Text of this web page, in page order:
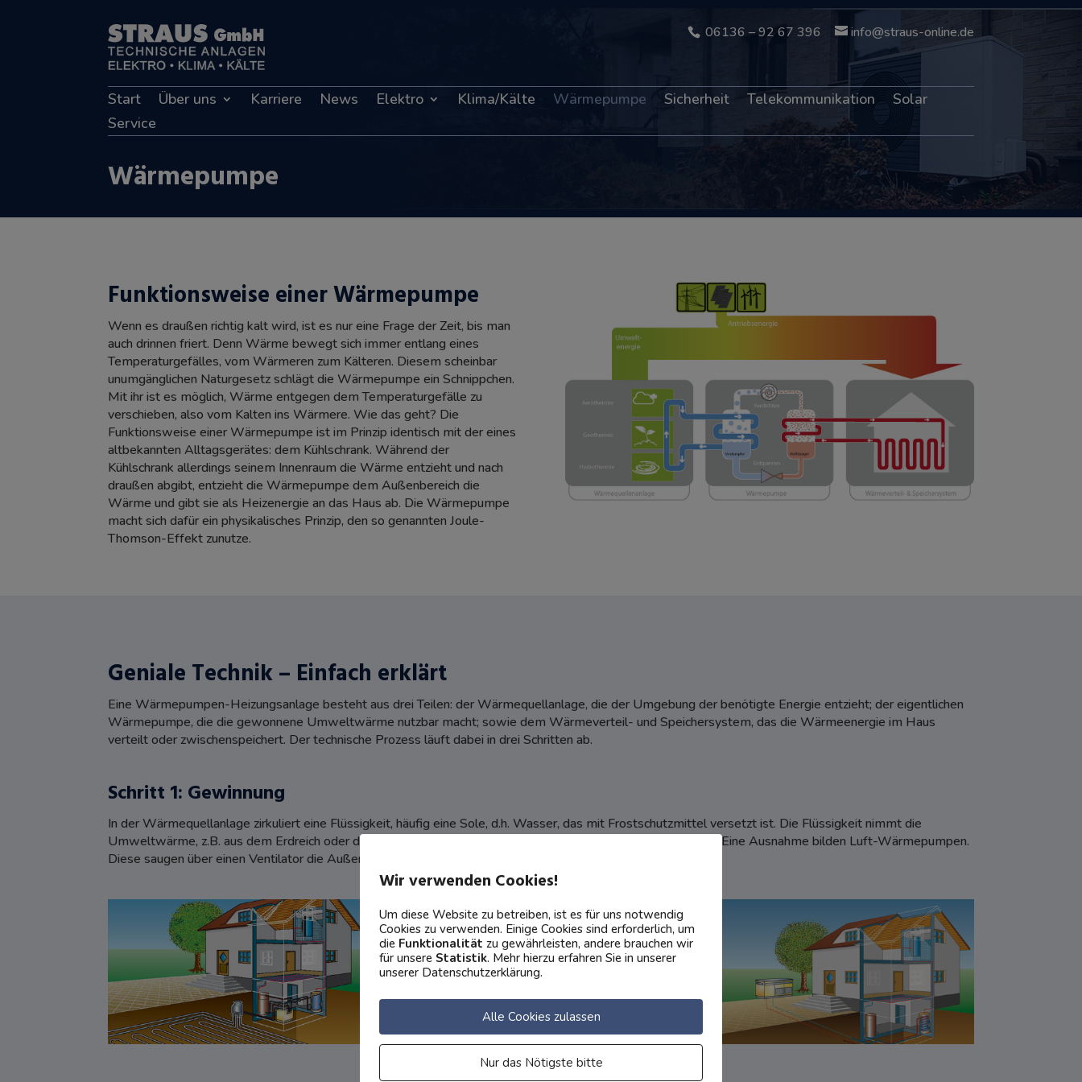
06136 – 92 67 396 info@straus-online.de
Start Über uns Karriere News Elektro Klima/Kälte Wärmepumpe Sicherheit Telekommunikation
Solar
Service
Wärmepumpe
Funktionsweise einer Wärmepumpe
Wenn es draußen richtig kalt wird, ist es nur eine Frage der Zeit, bis man
auch drinnen friert. Denn Wärme bewegt sich immer entlang eines
Temperaturgefälles, vom Wärmeren zum Kälteren. Diesem scheinbar
unumgänglichen Naturgesetz schlägt die Wärmepumpe ein Schnippchen.
Mit ihr ist es möglich, Wärme entgegen dem Temperaturgefälle zu
verschieben, also vom Kalten ins Wärmere. Wie das geht? Die
Funktionsweise einer Wärmepumpe ist im Prinzip identisch mit der eines
altbekannten Alltagsgerätes: dem Kühlschrank. Während der
Kühlschrank allerdings seinem Innenraum die Wärme entzieht und nach
draußen abgibt, entzieht die Wärmepumpe dem Außenbereich die
Wärme und gibt sie als Heizenergie an das Haus ab. Die Wärmepumpe
macht sich dafür ein physikalisches Prinzip, den so genannten Joule-
Thomson-Effekt zunutze.
Geniale Technik – Einfach erklärt
Eine Wärmepumpen-Heizungsanlage besteht aus drei Teilen: der Wärmequellanlage, die der Umgebung der benötigte Energie entzieht; der eigentlichen
Wärmepumpe, die die gewonnene Umweltwärme nutzbar macht; sowie dem Wärmeverteil- und Speichersystem, das die Wärmeenergie im Haus
verteilt oder zwischenspeichert. Der technische Prozess läuft dabei in drei Schritten ab.
Schritt 1: Gewinnung
In der Wärmequellanlage zirkuliert eine Flüssigkeit, häufig eine Sole, d.h. Wasser, das mit Frostschutzmittel versetzt ist. Die Flüssigkeit nimmt die
Umweltwärme, z.B. aus dem Erdreich oder dem Grundwasser, auf und transportiert diese zur Wärmepumpe. Eine Ausnahme bilden Luft-Wärmepumpen.
Diese saugen über einen Ventilator die Außenluft an, die der Wärmepumpe die Umgebungswärme zuführt.
Wir verwenden Cookies!
Um diese Website zu betreiben, ist es für uns notwendig
Cookies zu verwenden. Einige Cookies sind erforderlich, um
die Funktionalität zu gewährleisten, andere brauchen wir
für unsere Statistik. Mehr hierzu erfahren Sie in unserer
unserer Datenschutzerklärung.
Alle Cookies zulassen
Nur das Nötigste bitte